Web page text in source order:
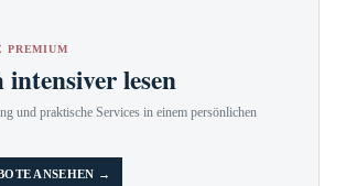
PREMIUM
lesen
und praktische Services in einem persönlichen
ANSEHEN →